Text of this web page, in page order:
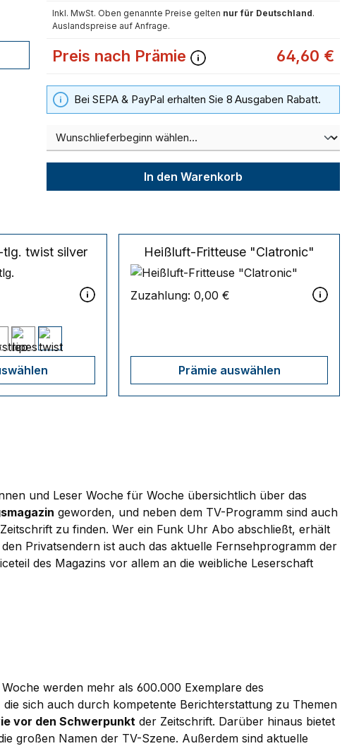
Inkl. MwSt. Oben genannte Preise gelten nur für Deutschland.
Auslandspreise auf Anfrage.
Preis nach Prämie 64,60 €
Bei SEPA & PayPal erhalten Sie 8 Ausgaben Rabatt.
In den Warenkorb
tlg. twist silver Heißluft-Fritteuse "Clatronic"
Zuzahlung: 0,00 €
Prämie auswählen
und Leser Woche für Woche übersichtlich über das
geworden, und neben dem TV-Programm sind auch
zu finden. Wer ein Funk Uhr Abo abschließt, erhält
Privatsendern ist auch das aktuelle Fernsehprogramm der
des Magazins vor allem an die weibliche Leserschaft
werden mehr als 600.000 Exemplare des
sich auch durch kompetente Berichterstattung zu Themen
vor den Schwerpunkt der Zeitschrift. Darüber hinaus bietet
großen Namen der TV-Szene. Außerdem sind aktuelle